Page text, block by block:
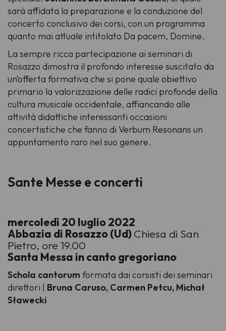
sarà affidata la preparazione e la conduzione del
concerto conclusivo dei corsi, con un programma
quanto mai attuale intitolato Da pacem, Domine.
La sempre ricca partecipazione ai seminari di
Rosazzo dimostra il profondo interesse suscitato da
un’offerta formativa che si pone quale obiettivo
primario la valorizzazione delle radici profonde della
cultura musicale occidentale, affiancando alle
attività didattiche interessanti occasioni
concertistiche che fanno di Verbum Resonans un
appuntamento raro nel suo genere.
Sante Messe e concerti
mercoledì 20 luglio 2022
Abbazia di Rosazzo (Ud)Chiesa di San
Pietro, ore 19.00
Santa Messa in canto gregoriano
Schola cantorum formata dai corsisti dei seminari
direttori | Bruna Caruso, Carmen Petcu, Michał
Sławecki